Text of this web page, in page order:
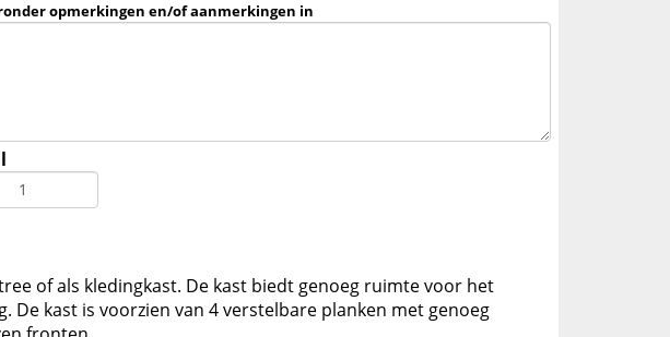
opmerkingen en/of aanmerkingen in
of als kledingkast. De kast biedt genoeg ruimte voor het
De kast is voorzien van 4 verstelbare planken met genoeg